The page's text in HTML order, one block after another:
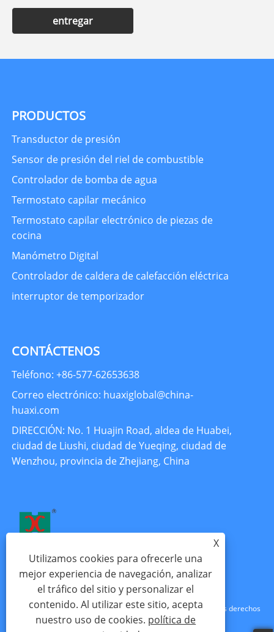
entregar
PRODUCTOS
Transductor de presión
Sensor de presión del riel de combustible
Controlador de bomba de agua
Termostato capilar mecánico
Termostato capilar electrónico de piezas de
cocina
Manómetro Digital
Controlador de caldera de calefacción eléctrica
interruptor de temporizador
CONTÁCTENOS
Teléfono: +86-577-62653638
Correo electrónico: huaxiglobal@china-
huaxi.com
DIRECCIÓN: No. 1 Huajin Road, aldea de Huabei,
ciudad de Liushi, ciudad de Yueqing, ciudad de
Wenzhou, provincia de Zhejiang, China
Copyright © 2024 Zhejiang Huaxi Electronics Co., Ltd. Todos los derechos
reservados.
X
Utilizamos cookies para ofrecerle una
mejor experiencia de navegación, analizar
el tráfico del sitio y personalizar el
contenido. Al utilizar este sitio, acepta
nuestro uso de cookies. política de